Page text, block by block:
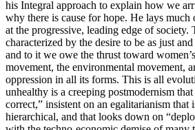
his Integral approach to explain how we
why there is cause for hope. He lays much
at the progressive, leading edge of society.
characterized by the desire to be as just
and to it we owe the thrust toward
movement, the environmental movement,
oppression in all its forms. This is all
unhealthy is a creeping postmodernism
correct,” insistent on an egalitarianism that
hierarchical, and that looks down on